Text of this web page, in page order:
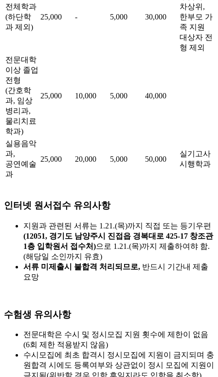
전체학과
(하단학
과 제외)
25,000 - 5,000 30,000
차상위,
한부모 가
족 지원
대상자 전
형 제외
전문대학
이상 졸업
전형
(간호학
과, 임상
병리과,
물리치료
학과)
25,000 10,000 5,000 40,000
실용음악
과,
공연예술
과
25,000 20,000 5,000 50,000
실기고사
시행학과
인터넷 원서접수 유의사항
지원과 관련된 서류는 1.21.(목)까지 직접 또는 등기우편
(12051, 경기도 남양주시 진접읍 경복대로 425-17 창조관
1층 입학원서 접수처)으로 1.21.(목)까지 제출하여햐 함.
(해당일 소인까지 유효)
서류 미제출시 불합격 처리되므로, 반드시 기간내 제출
요망
수험생 유의사항
전문대학은 수시 및 정시모집 지원 횟수에 제한이 없음
(6회 제한 적용받지 않음)
수시모집에 최초 합격시 정시모집에 지원이 금지되며 충
원합격 시에도 등록여부와 상관없이 정시 모집에 지원이